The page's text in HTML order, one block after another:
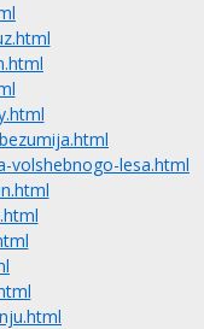
volshebnogo-lesa.html